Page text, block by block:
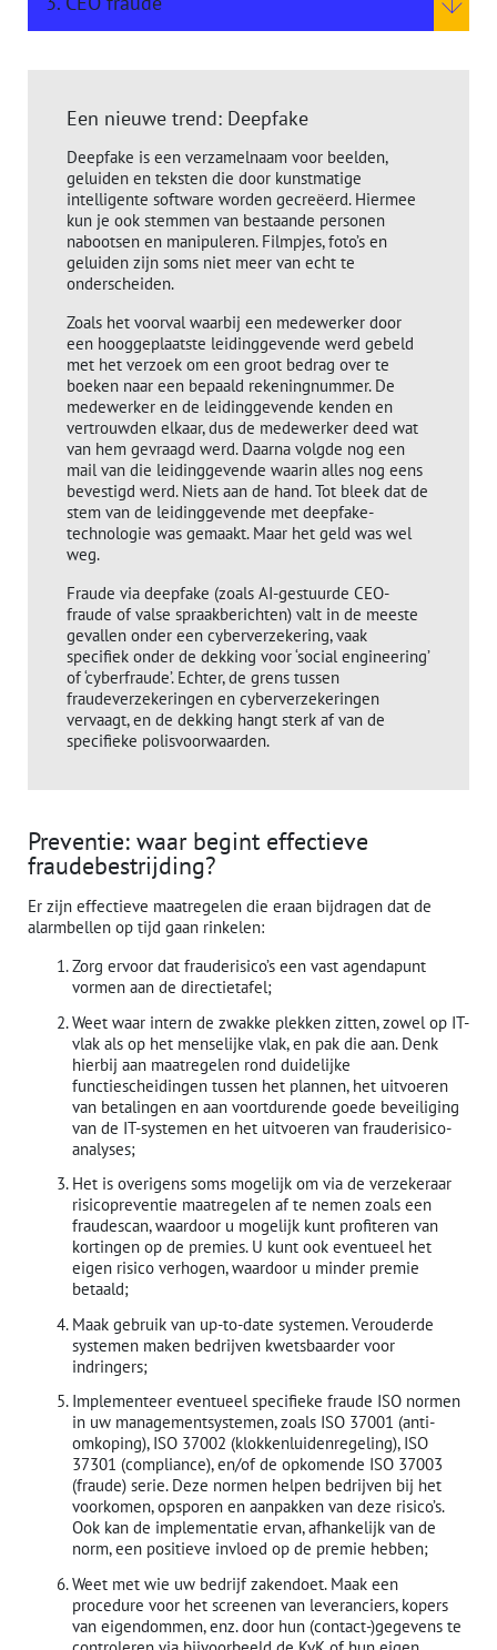
Een nieuwe trend: Deepfake
Deepfake is een verzamelnaam voor beelden,
geluiden en teksten die door kunstmatige
intelligente software worden gecreëerd. Hiermee
kun je ook stemmen van bestaande personen
nabootsen en manipuleren. Filmpjes, foto’s en
geluiden zijn soms niet meer van echt te
onderscheiden.
Zoals het voorval waarbij een medewerker door
een hooggeplaatste leidinggevende werd gebeld
met het verzoek om een groot bedrag over te
boeken naar een bepaald rekeningnummer. De
medewerker en de leidinggevende kenden en
vertrouwden elkaar, dus de medewerker deed wat
van hem gevraagd werd. Daarna volgde nog een
mail van die leidinggevende waarin alles nog eens
bevestigd werd. Niets aan de hand. Tot bleek dat de
stem van de leidinggevende met deepfake-
technologie was gemaakt. Maar het geld was wel
weg.
Fraude via deepfake (zoals AI-gestuurde CEO-
fraude of valse spraakberichten) valt in de meeste
gevallen onder een cyberverzekering, vaak
specifiek onder de dekking voor ‘social engineering’
of ‘cyberfraude’. Echter, de grens tussen
fraudeverzekeringen en cyberverzekeringen
vervaagt, en de dekking hangt sterk af van de
specifieke polisvoorwaarden.
Preventie: waar begint effectieve
fraudebestrijding?
Er zijn effectieve maatregelen die eraan bijdragen dat de
alarmbellen op tijd gaan rinkelen:
Zorg ervoor dat frauderisico’s een vast agendapunt
vormen aan de directietafel;
Weet waar intern de zwakke plekken zitten, zowel op IT-
vlak als op het menselijke vlak, en pak die aan. Denk
hierbij aan maatregelen rond duidelijke
functiescheidingen tussen het plannen, het uitvoeren
van betalingen en aan voortdurende goede beveiliging
van de IT-systemen en het uitvoeren van frauderisico-
analyses;
Het is overigens soms mogelijk om via de verzekeraar
risicopreventie maatregelen af te nemen zoals een
fraudescan, waardoor u mogelijk kunt profiteren van
kortingen op de premies. U kunt ook eventueel het
eigen risico verhogen, waardoor u minder premie
betaald;
Maak gebruik van up-to-date systemen. Verouderde
systemen maken bedrijven kwetsbaarder voor
indringers;
Implementeer eventueel specifieke fraude ISO normen
in uw managementsystemen, zoals ISO 37001 (anti-
omkoping), ISO 37002 (klokkenluidenregeling), ISO
37301 (compliance), en/of de opkomende ISO 37003
(fraude) serie. Deze normen helpen bedrijven bij het
voorkomen, opsporen en aanpakken van deze risico’s.
Ook kan de implementatie ervan, afhankelijk van de
norm, een positieve invloed op de premie hebben;
Weet met wie uw bedrijf zakendoet. Maak een
procedure voor het screenen van leveranciers, kopers
van eigendommen, enz. door hun (contact-)gegevens te